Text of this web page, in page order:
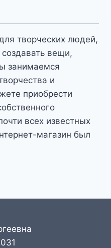
творческих людей,
вещи,
занимаемся
и
приобрести
всех известных
магазин был